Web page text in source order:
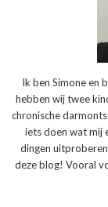
Ik ben Simone en
hebben wij twee
chronische
iets doen wat mij
dingen
deze blog! Vooral